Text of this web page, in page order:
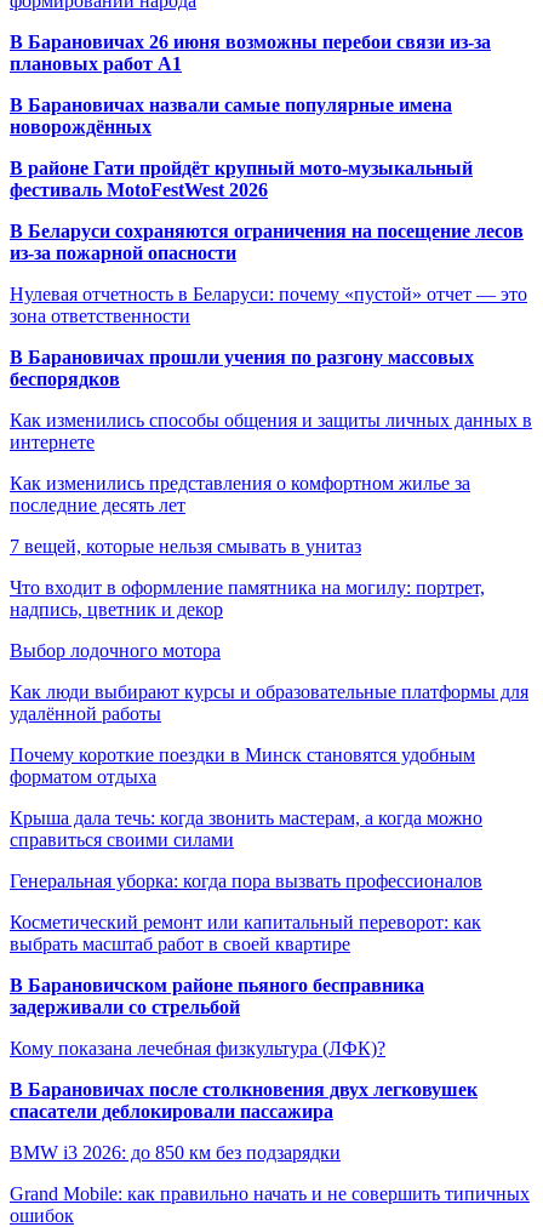
В Барановичах 26 июня возможны перебои связи из-за
плановых работ A1
В Барановичах назвали самые популярные имена
новорождённых
В районе Гати пройдёт крупный мото-музыкальный
фестиваль MotoFestWest 2026
В Беларуси сохраняются ограничения на посещение лесов
из-за пожарной опасности
Нулевая отчетность в Беларуси: почему «пустой» отчет — это
зона ответственности
В Барановичах прошли учения по разгону массовых
беспорядков
Как изменились способы общения и защиты личных данных в
интернете
Как изменились представления о комфортном жилье за
последние десять лет
7 вещей, которые нельзя смывать в унитаз
Что входит в оформление памятника на могилу: портрет,
надпись, цветник и декор
Выбор лодочного мотора
Как люди выбирают курсы и образовательные платформы для
удалённой работы
Почему короткие поездки в Минск становятся удобным
форматом отдыха
Крыша дала течь: когда звонить мастерам, а когда можно
справиться своими силами
Генеральная уборка: когда пора вызвать профессионалов
Косметический ремонт или капитальный переворот: как
выбрать масштаб работ в своей квартире
В Барановичском районе пьяного бесправника
задерживали со стрельбой
Кому показана лечебная физкультура (ЛФК)?
В Барановичах после столкновения двух легковушек
спасатели деблокировали пассажира
BMW i3 2026: до 850 км без подзарядки
Grand Mobile: как правильно начать и не совершить типичных
ошибок